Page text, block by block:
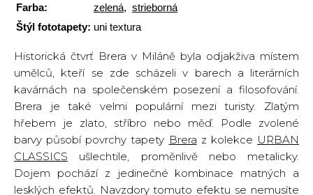
Farba: zelená, strieborná
Štýl fototapety: uni textura
Historická čtvrť Brera v Miláně byla odjakživa místem
umělců, kteří se zde scházeli v barech a literárních
kavárnách na společenském posezení a filosofování.
Brera je také velmi populární mezi turisty. Zlatým
hřebem je zlato, stříbro nebo měď. Podle zvolené
barvy působí povrchy tapety Brera z kolekce URBAN
CLASSICS ušlechtile, proměnlivě nebo metalicky.
Dojem pochází z jedinečné kombinace matných a
lesklých efektů. Navzdory tomuto efektu se nemusíte